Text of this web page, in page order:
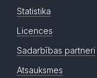
Statistika
Licences
Sadarbības partneri
Atsauksmes